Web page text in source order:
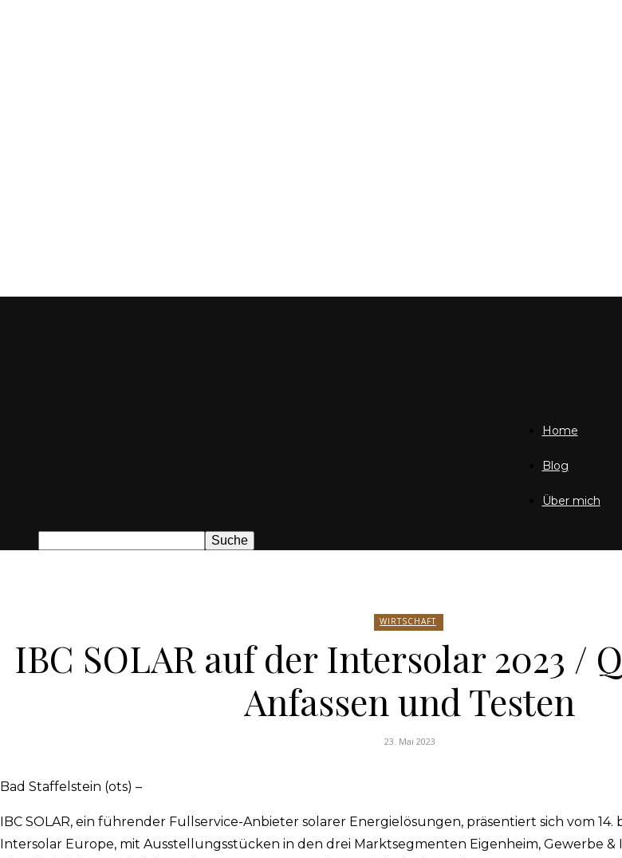
von
Home
Blog
Über mich
WIRTSCHAFT
IBC SOLAR auf der Intersolar 2023 /
Anfassen und Testen
23. Mai 2023
Bad Staffelstein (ots) –
IBC SOLAR, ein führender Fullservice-Anbieter solarer Energielösungen, präsentiert sich vom 14.
Intersolar Europe, mit Ausstellungsstücken in den drei Marktsegmenten Eigenheim, Gewerbe &